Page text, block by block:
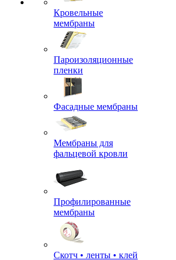
Кровельные
мембраны
Пароизоляционные
пленки
Фасадные мембраны
Мембраны для
фальцевой кровли
Профилированные
мембраны
Скотч • ленты • клей